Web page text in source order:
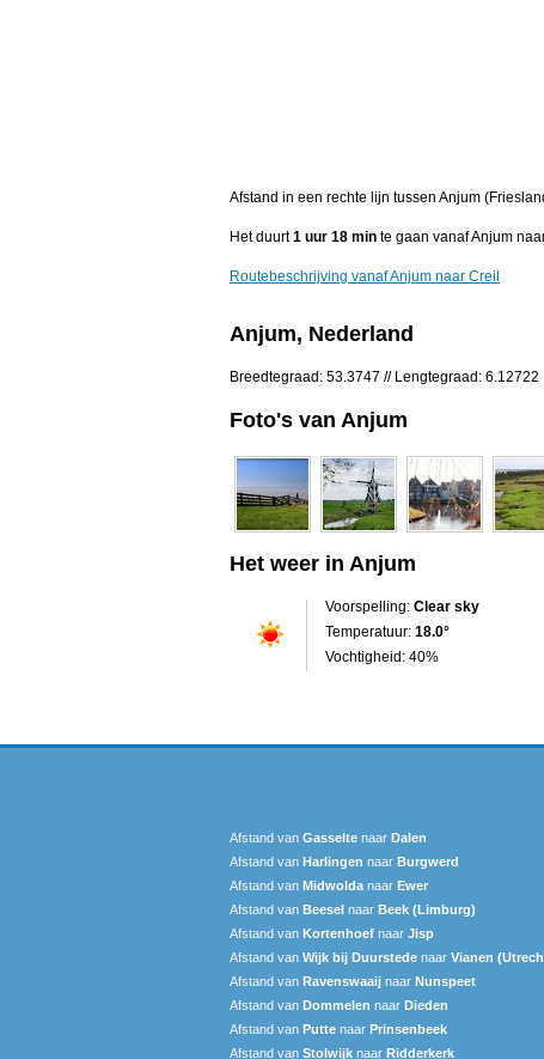
Afstand in een rechte lijn tussen Anjum
Het duurt1 uur 18 min te gaan vanaf Anjum
Routebeschrijving vanaf Anjum naar Creil
Anjum, Nederland
Breedtegraad: 53.3747 // Lengtegraad: 6.12722
Foto's van Anjum
Het weer in Anjum
Voorspelling: Clear sky
Temperatuur: 18.0°
Vochtigheid: 40%
Afstand van Gasselte naar Dalen
Afstand van Harlingen naar Burgwerd
Afstand van Midwolda naar Ewer
Afstand van Beesel naar Beek (Limburg)
Afstand van Kortenhoef naar Jisp
Afstand van Wijk bij Duurstede naar Vianen
Afstand van Ravenswaaij naar Nunspeet
Afstand van Dommelen naar Dieden
Afstand van Putte naar Prinsenbeek
Afstand van Stolwijk naar Ridderkerk